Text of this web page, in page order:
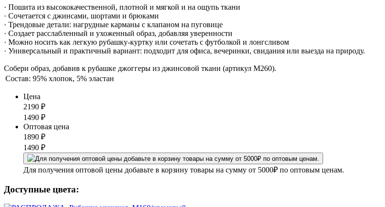
· Пошита из высококачественной, плотной и мягкой и на ощупь ткани
· Сочетается с джинсами, шортами и брюками
· Трендовые детали: нагрудные карманы с клапаном на пуговице
· Создает расслабленный и ухоженный образ, добавляя уверенности
· Можно носить как легкую рубашку-куртку или сочетать с футболкой и лонгсливом
· Универсальный и практичный вариант: подходит для офиса, вечеринки, свидания или выезда на природу.
Собери образ, добавив к рубашке джоггеры из джинсовой ткани (артикул М260).
Состав: 95% хлопок, 5% эластан
Цена
2190 ₽
1490 ₽
Оптовая цена
1890 ₽
1490 ₽
Для получения оптовой цены добавьте в корзину товары на сумму от 5000₽ по оптовым ценам.
Доступные цвета: